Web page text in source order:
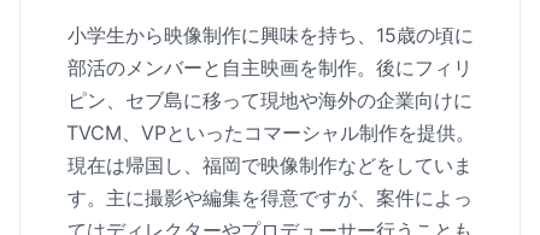
小学生から映像制作に興味を持ち、15歳の頃に
部活のメンバーと自主映画を制作。後にフィリ
ピン、セブ島に移って現地や海外の企業向けに
TVCM、VPといったコマーシャル制作を提供。
現在は帰国し、福岡で映像制作などをしていま
す。主に撮影や編集を得意ですが、案件によっ